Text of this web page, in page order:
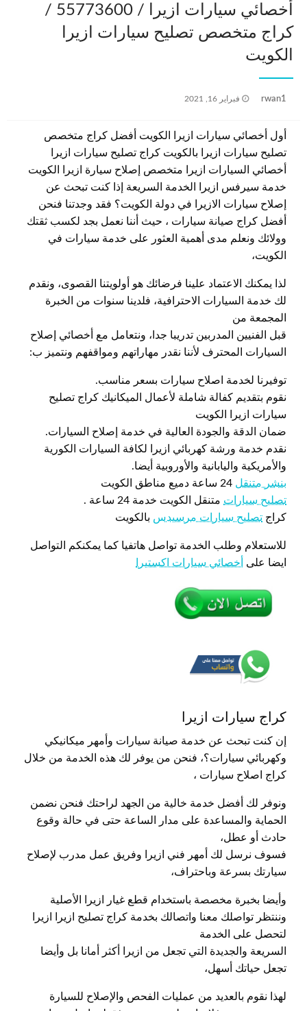
أخصائي سيارات ازيرا / 55773600‬ /
كراج متخصص تصليح سيارات ازيرا
الكويت
rwan1
نُشر
فبراير 16, 2021
أول أخصائي سيارات ازيرا الكويت أفضل كراج متخصص
تصليح سيارات ازيرا بالكويت كراج تصليح سيارات ازيرا
أخصائي السيارات ازيرا متخصص إصلاح سيارة ازيرا الكويت
خدمة سيرفس ازيرا الخدمة السريعة إذا كنت تبحث عن
إصلاح سيارات الازيرا في دولة الكويت؟ فقد وجدتنا فنحن
أفضل كراج صيانة سيارات ، حيث أننا نعمل بجد لكسب ثقتك
وولائك ونعلم مدى أهمية العثور على خدمة سيارات في
الكويت،
لذا يمكنك الاعتماد علينا فرضائك هو أولويتنا القصوى، ونقدم
لك خدمة السيارات الاحترافية، فلدينا سنوات من الخبرة
المجمعة من
قبل الفنيين المدربين تدريبا جدا، ونتعامل مع أخصائي إصلاح
السيارات المحترف لأننا نقدر مهاراتهم ومواقفهم ونتميز ب:
توفيرنا لخدمة اصلاح سيارات بسعر مناسب.
نقوم بتقديم كفالة شاملة لأعمال الميكانيك كراج تصليح
سيارات ازيرا الكويت
ضمان الدقة والجودة العالية في خدمة إصلاح السيارات.
نقدم خدمة ورشة كهربائي ازيرا لكافة السيارات الكورية
والأمريكية واليابانية والأوروبية أيضا.
بنشر متنقل
تصليح سيارات متنقل الكويت خدمة 24 ساعة .
كراج تصليح سيارات مرسيدس بالكويت
للاستعلام وطلب الخدمة تواصل هاتفيا كما يمكنكم التواصل
ايضا على
أخصائي سيارات اكستيرا
كراج سيارات ازيرا
إن كنت تبحث عن خدمة صيانة سيارات وأمهر ميكانيكي
وكهربائي سيارات؟، فنحن من يوفر لك هذه الخدمة من خلال
كراج اصلاح سيارات ،
ونوفر لك أفضل خدمة خالية من الجهد لراحتك فنحن نضمن
الحماية والمساعدة على مدار الساعة حتى في حالة وقوع
حادث أو عطل،
فسوف نرسل لك أمهر فني ازيرا وفريق عمل مدرب لإصلاح
سيارتك بسرعة وباحتراف،
وأيضا بخبرة مخصصة باستخدام قطع غيار ازيرا الأصلية
وننتظر تواصلك معنا واتصالك بخدمة كراج تصليح ازيرا ازيرا
لتحصل على الخدمة
السريعة والجديدة التي تجعل من ازيرا أكثر أمانا بل وأيضا
تجعل حياتك أسهل،
لهذا نقوم بالعديد من عمليات الفحص والإصلاح للسيارة